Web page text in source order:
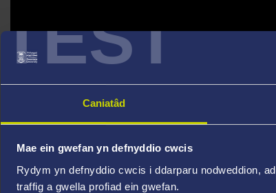
TEST
Caniatâd
Mae ein gwefan yn defnyddio cwcis
Rydym yn defnyddio cwcis i ddarparu nodweddion,
traffig a gwella profiad ein gwefan.